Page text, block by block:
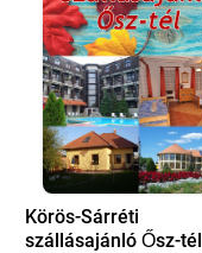
Körös-Sárréti
szállásajánló Ősz-tél